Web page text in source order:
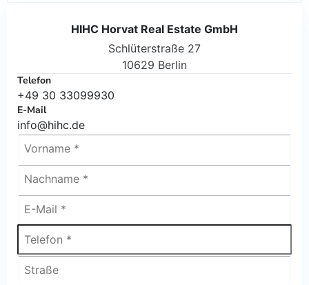
HIHC Horvat Real Estate GmbH
Schlüterstraße 27
10629 Berlin
Telefon
+49 30 33099930
E-Mail
info@hihc.de